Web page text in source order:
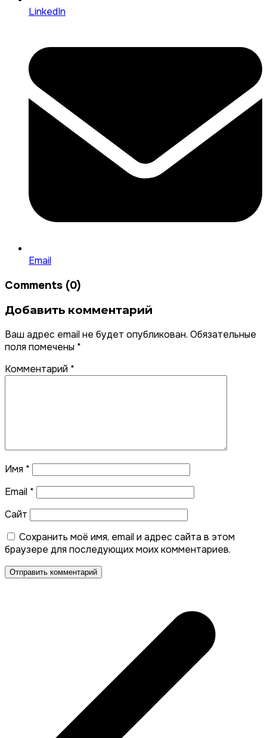
LinkedIn
Email
Comments (0)
Добавить комментарий
Ваш адрес email не будет опубликован. Обязательные
поля помечены *
Комментарий *
Имя *
Email *
Сайт
Сохранить моё имя, email и адрес сайта в этом
браузере для последующих моих комментариев.